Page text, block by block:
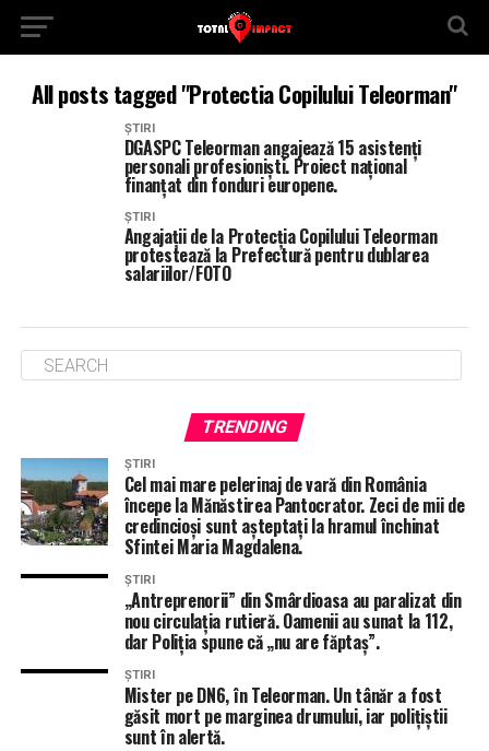
All posts tagged "Protectia Copilului Teleorman"
ȘTIRI
DGASPC Teleorman angajează 15 asistenți
personali profesioniști. Proiect național
finanțat din fonduri europene.
ȘTIRI
Angajații de la Protecția Copilului Teleorman
protestează la Prefectură pentru dublarea
salariilor/FOTO
TRENDING
ȘTIRI
Cel mai mare pelerinaj de vară din România
începe la Mănăstirea Pantocrator. Zeci de mii de
credincioși sunt așteptați la hramul închinat
Sfintei Maria Magdalena.
ȘTIRI
„Antreprenorii” din Smârdioasa au paralizat din
nou circulația rutieră. Oamenii au sunat la 112,
dar Poliția spune că „nu are făptaș”.
ȘTIRI
Mister pe DN6, în Teleorman. Un tânăr a fost
găsit mort pe marginea drumului, iar polițiștii
sunt în alertă.